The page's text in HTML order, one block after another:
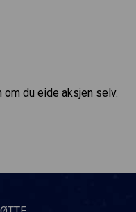
om du eide aksjen selv.